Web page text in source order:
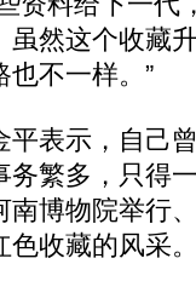
然这个收藏
不一样。”
表示，自己
繁多，只得
博物院举行
色收藏的风采